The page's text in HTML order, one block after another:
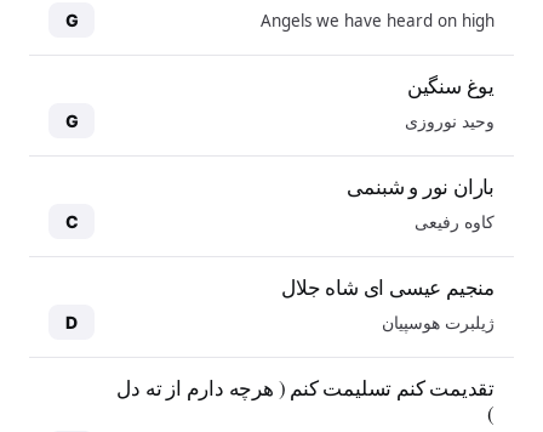
Angels we have heard on high
G
یوغ سنگین
وحید نوروزی G
باران نور و شبنمی
کاوه رفیعی C
منجیم عیسی ای شاه جلال
ژیلبرت هوسپیان D
تقدیمت کنم تسلیمت کنم ( هرچه دارم از ته دل
)